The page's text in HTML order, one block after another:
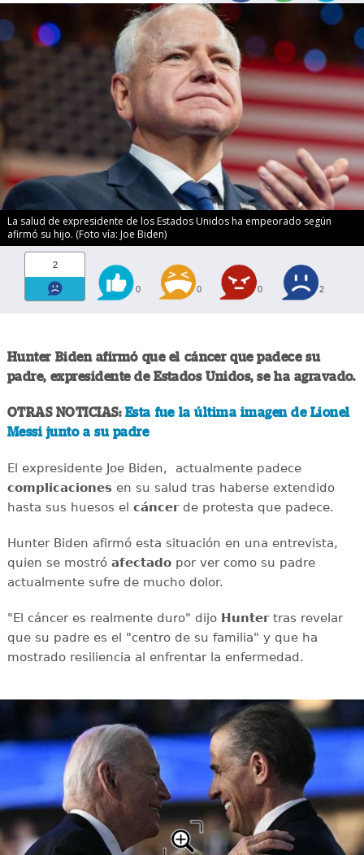
La salud de expresidente de los Estados Unidos ha empeorado según
afirmó su hijo. (Foto vía: Joe Biden)
2
0 0 0 2
Hunter Biden afirmó que el cáncer que padece su
padre, expresidente de Estados Unidos, se ha agravado.
OTRAS NOTICIAS: Esta fue la última imagen de Lionel
Messi junto a su padre
El expresidente Joe Biden, actualmente padece
complicacionesen su salud tras haberse extendido
hasta sus huesos el cáncerde protesta que padece.
Hunter Biden afirmó esta situación en una entrevista,
quien se mostró afectadopor ver como su padre
actualmente sufre de mucho dolor.
"El cáncer es realmente duro" dijo Huntertras revelar
que su padre es el "centro de su familia" y que ha
mostrado resiliencia al enfrentar la enfermedad.